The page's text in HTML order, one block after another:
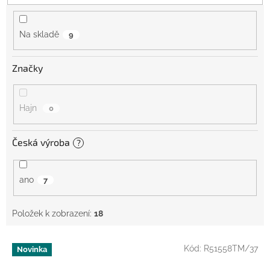
t
Na skladě 9
Značky
Hajn 0
Česká výroba ?
ano 7
Položek k zobrazení: 18
V Novinka Kód: R51558TM/37